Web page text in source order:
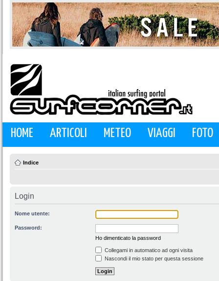
HOME ARTICOLI METEO VIAGGI FOTO
Indice
Login
Nome utente:
Password:
Ho dimenticato la password
Collegami in automatico ad ogni visita
Nascondi il mio stato per questa sessione